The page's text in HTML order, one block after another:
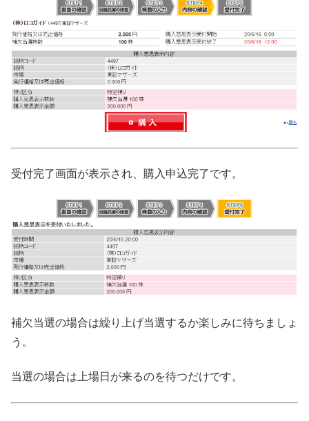
受付完了画面が表示され、購入申込完了です。
補欠当選の場合は繰り上げ当選するか楽しみに待ちましょ
う。
当選の場合は上場日が来るのを待つだけです。